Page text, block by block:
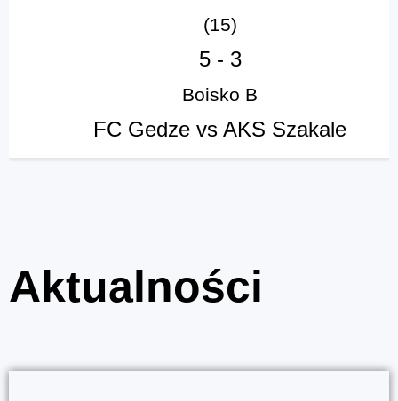
(15)
5- 3
Boisko B
FC Gedze vs AKS Szakale
Aktualności